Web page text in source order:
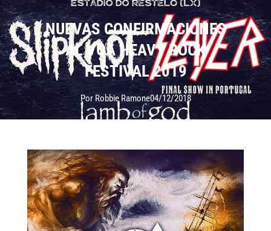
NUEVAS CONFIRMACIONES
AL VOA HEAVY ROCK
FESTIVAL 2019
Por Robbie Ramone04/12/2018